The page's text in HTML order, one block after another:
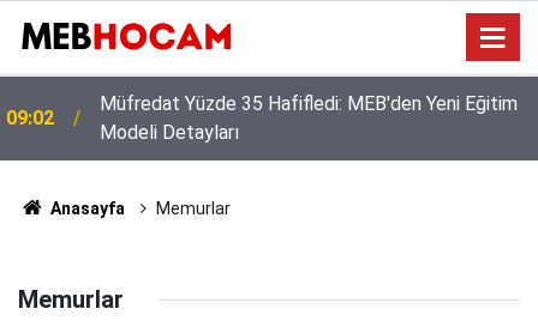
09:02
Müfredat Yüzde 35 Hafifledi: MEB'den Yeni Eğitim
Modeli Detayları
Anasayfa Memurlar
Memurlar